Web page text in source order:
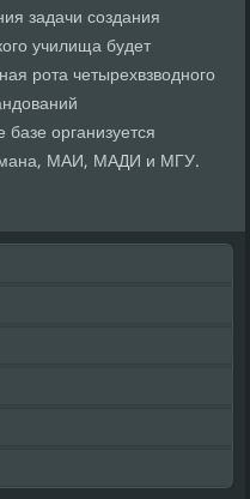
задачи создания
училища будет
рота четырехвзводного
организуется
МАИ, МАДИ и МГУ.